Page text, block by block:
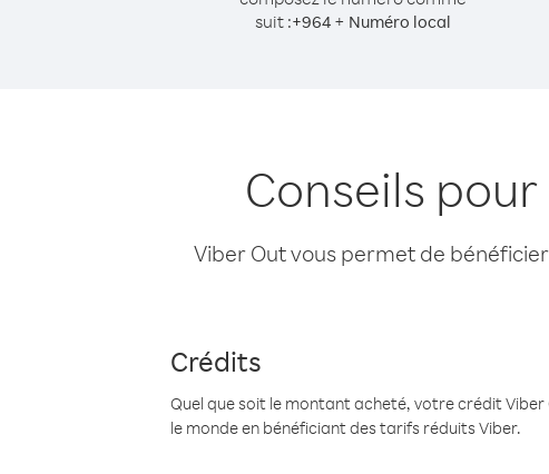
suit :+964 + Numéro local
Conseils
Viber Out vous permet de
Crédits
Quel que soit le montant acheté, votre crédit
le monde en bénéficiant des tarifs réduits Viber.